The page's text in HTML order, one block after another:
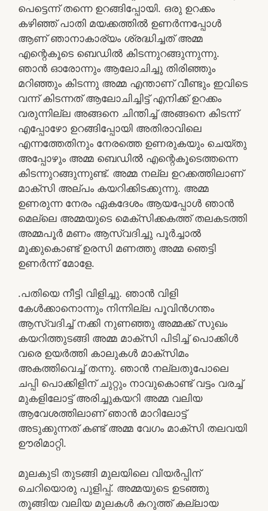
പെട്ടെന്ന് തന്നെ ഉറങ്ങിപ്പോയി. ഒരു ഉറക്കം
കഴിഞ്ഞ് പാതി മയക്കത്തിൽ ഉണർന്നപ്പോൾ
ആണ് ഞാനാകാര്യം ശ്രദ്ധിച്ചത് അമ്മ
എന്റെകൂടെ ബെഡിൽ കിടന്നുറങ്ങുന്നുന്നു.
ഞാൻ ഓരോന്നും ആലോചിച്ചു തിരിഞ്ഞും
മറിഞ്ഞും കിടന്നു അമ്മ എന്താണ് വീണ്ടും ഇവിടെ
വന്ന് കിടന്നത് ആലോചിച്ചിട്ട് എനിക്ക് ഉറക്കം
വരുന്നില്ല അങ്ങനെ ചിന്തിച്ച് അങ്ങനെ കിടന്ന്
എപ്പോഴോ ഉറങ്ങിപ്പോയി അതിരാവിലെ
എന്നത്തേതിനും നേരത്തെ ഉണരുകയും ചെയ്തു
അപ്പോഴും അമ്മ ബെഡിൽ എന്റെകൂടെത്തന്നെ
കിടന്നുറങ്ങുന്നുണ്ട്. അമ്മ നല്ല ഉറക്കത്തിലാണ്
മാക്സി അല്പം കയറിക്കിടക്കുന്നു. അമ്മ
ഉണരുന്ന നേരം ഏകദേശം ആയപ്പോൾ ഞാൻ
മെല്ലെ അമ്മയുടെ മെക്സിക്കകത്ത് തലകടത്തി
അമ്മപൂർ മണം ആസ്വദിച്ചു പൂർച്ചാൽ
മൂക്കുകൊണ്ട് ഉരസി മണത്തു അമ്മ ഞെട്ടി
ഉണർന്ന് മോളേ.
.പതിയെ നീട്ടി വിളിച്ചു. ഞാൻ വിളി
കേൾക്കാനൊന്നും നിന്നില്ല പൂവിൻഗന്തം
ആസ്വദിച്ച് നക്കി നുണഞ്ഞു അമ്മക്ക് സുഖം
കയറിത്തുടങ്ങി അമ്മ മാക്സി പിടിച്ച് പൊക്കിൾ
വരെ ഉയർത്തി കാലുകൾ മാക്സിമം
അകത്തിവെച്ച് തന്നു. ഞാൻ നല്ലതുപോലെ
ചപ്പി പൊക്കിളിന് ചുറ്റും നാവുകൊണ്ട് വട്ടം വരച്ച്
മുകളിലോട്ട് അരിച്ചുകയറി അമ്മ വലിയ
ആവേശത്തിലാണ് ഞാൻ മാറിലോട്ട്
അടുക്കുന്നത് കണ്ട് അമ്മ വേഗം മാക്സി തലവയി
ഊരിമാറ്റി.
മുലകുടി തുടങ്ങി മുലയിലെ വിയർപ്പിന്
ചെറിയൊരു പുളിപ്പ്. അമ്മയുടെ ഉടഞ്ഞു
തൂങ്ങിയ വലിയ മുലകൾ കറുത്ത് കല്ലായ